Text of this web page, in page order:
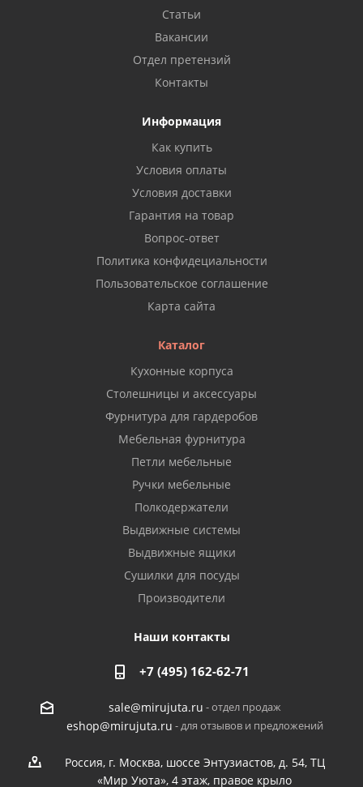
Статьи
Вакансии
Отдел претензий
Контакты
Информация
Как купить
Условия оплаты
Условия доставки
Гарантия на товар
Вопрос-ответ
Политика конфидециальности
Пользовательское соглашение
Карта сайта
Каталог
Кухонные корпуса
Столешницы и аксессуары
Фурнитура для гардеробов
Мебельная фурнитура
Петли мебельные
Ручки мебельные
Полкодержатели
Выдвижные системы
Выдвижные ящики
Сушилки для посуды
Производители
Наши контакты
+7 (495) 162-62-71
sale@mirujuta.ru - отдел продаж
eshop@mirujuta.ru - для отзывов и предложений
Россия, г. Москва, шоссе Энтузиастов, д. 54, ТЦ
«Мир Уюта», 4 этаж, правое крыло